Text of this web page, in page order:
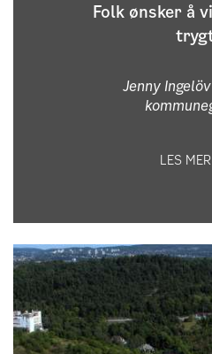
Folk ønsker å
Jenny
LES MER